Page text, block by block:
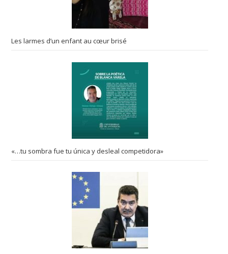
Les larmes d’un enfant au cœur brisé
«…tu sombra fue tu única y desleal competidora»